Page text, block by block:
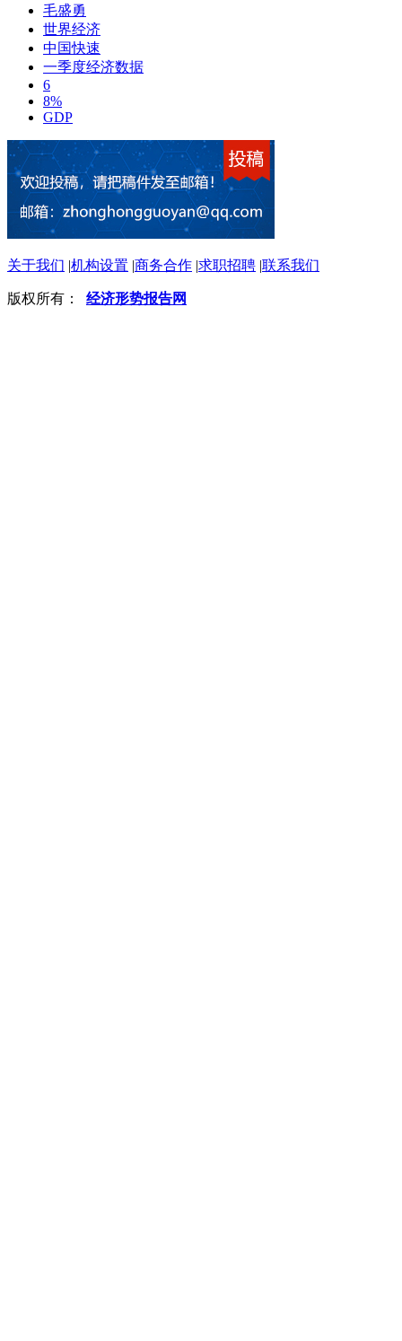
毛盛勇
世界经济
中国快速
一季度经济数据
6
8%
GDP
关于我们 |机构设置 |商务合作 |求职招聘 |联系我们
版权所有： 经济形势报告网